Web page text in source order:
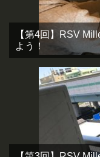
【第4回】RSV
よう！